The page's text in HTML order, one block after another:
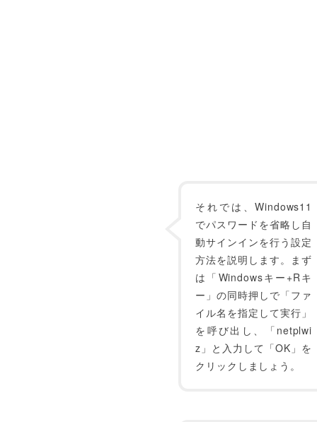
それでは、Windows11
でパスワードを省略し自
動サインインを行う設定
方法を説明します。まず
は「Windowsキー+Rキ
ー」の同時押しで「ファ
イル名を指定して実行」
を呼び出し、「netplwi
z」と入力して「OK」を
クリックしましょう。